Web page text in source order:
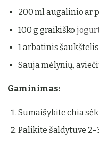
200 ml augalinio ar
100 g graikiško
1 arbatinis
Sauja mėlynių,
Gaminimas:
Sumaišykite chia
Palikite šaldytuve